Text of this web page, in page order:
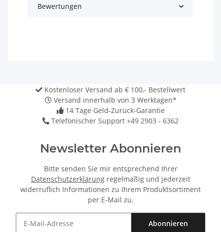
Bewertungen
Kostenloser Versand ab € 100,- Bestellwert
Versand innerhalb von 3 Werktagen*
14 Tage Geld-Zurück-Garantie
Telefonischer Support +49 2903 - 6362
Newsletter Abonnieren
Bitte senden Sie mir entsprechend Ihrer
Datenschutzerklärungregelmäßig und jederzeit
widerruflich Informationen zu Ihrem Produktsortiment
per E-Mail zu.
Abonnieren